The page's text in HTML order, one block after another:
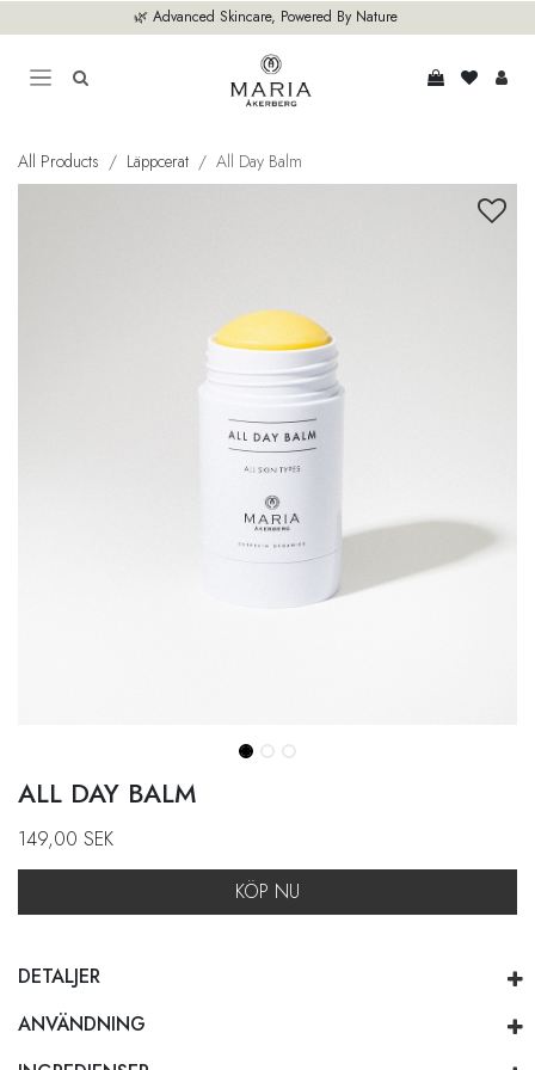
🌿 Advanced Skincare, Powered By Nature
All Products Läppcerat All Day Balm
ALL DAY BALM
149,00 SEK
KÖP NU
DETALJER
ANVÄNDNING